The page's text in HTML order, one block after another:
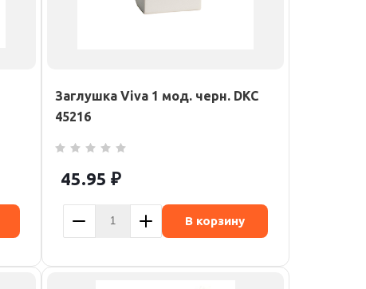
Заглушка Viva 1 мод. черн. DKC
45216
45.95 ₽
В корзину